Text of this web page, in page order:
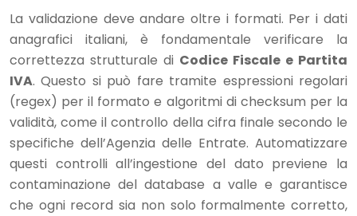
La validazione deve andare oltre i formati. Per i dati
anagrafici italiani, è fondamentale verificare la
correttezza strutturale di Codice Fiscale e Partita
IVA. Questo si può fare tramite espressioni regolari
(regex) per il formato e algoritmi di checksum per la
validità, come il controllo della cifra finale secondo le
specifiche dell’Agenzia delle Entrate. Automatizzare
questi controlli all’ingestione del dato previene la
contaminazione del database a valle e garantisce
che ogni record sia non solo formalmente corretto,